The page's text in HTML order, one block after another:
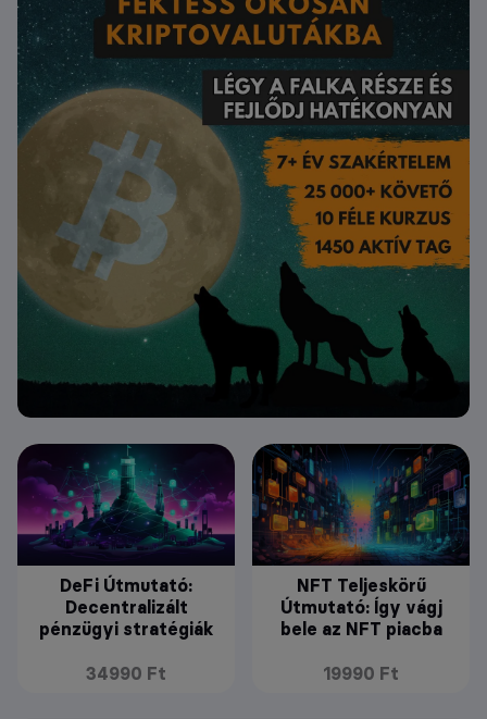
DeFi Útmutató:
Decentralizált
pénzügyi stratégiák
34990 Ft
NFT Teljeskörű
Útmutató: Így vágj
bele az NFT piacba
19990 Ft